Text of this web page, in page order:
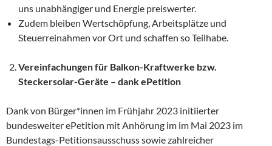
uns unabhängiger und Energie preiswerter.
Zudem bleiben Wertschöpfung, Arbeitsplätze und
Steuerreinahmen vor Ort und schaffen so Teilhabe.
Vereinfachungen für Balkon-Kraftwerke bzw.
Steckersolar-Geräte – dank ePetition
Dank von Bürger*innen im Frühjahr 2023 initiierter
bundesweiter ePetition mit Anhörung im im Mai 2023 im
Bundestags-Petitionsausschuss sowie zahlreicher